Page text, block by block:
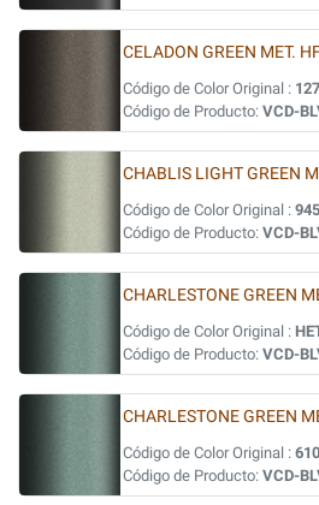
CELADON GREEN MET.
Código de Color Original :
Código de Producto: VCD-
CHABLIS LIGHT GREEN
Código de Color Original : 945
Código de Producto: VCD-
CHARLESTONE GREEN
Código de Color Original :
Código de Producto: VCD-
CHARLESTONE GREEN
Código de Color Original :
Código de Producto: VCD-